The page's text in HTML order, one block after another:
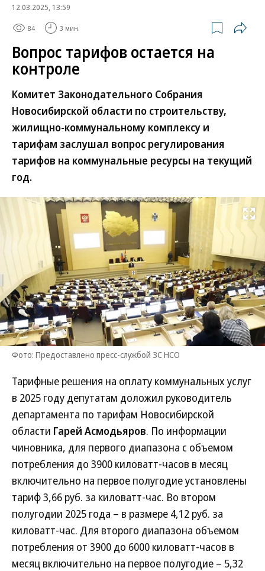
12.03.2025, 13:59
84 3 мин.
Вопрос тарифов остается на
контроле
Комитет Законодательного Собрания
Новосибирской области по строительству,
жилищно-коммунальному комплексу и
тарифам заслушал вопрос регулирования
тарифов на коммунальные ресурсы на текущий
год.
Развернуть
Фото: Предоставлено пресс-службой ЗС НСО
Тарифные решения на оплату коммунальных услуг
в 2025 году депутатам доложил руководитель
департамента по тарифам Новосибирской
области Гарей Асмодьяров. По информации
чиновника, для первого диапазона с объемом
потребления до 3900 киловатт-часов в месяц
включительно на первое полугодие установлены
тариф 3,66 руб. за киловатт-час. Во втором
полугодии 2025 года – в размере 4,12 руб. за
киловатт-час. Для второго диапазона объемом
потребления от 3900 до 6000 киловатт-часов в
месяц включительно на первое полугодие – 5,32